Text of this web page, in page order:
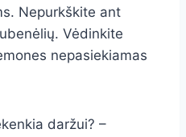
Nepurkškite ant
Vėdinkite
nepasiekiamas
daržui? –